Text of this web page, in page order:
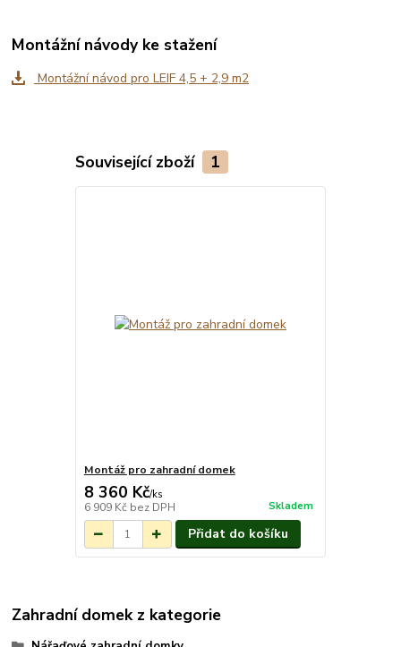
Montážní návody ke stažení
Montážní návod pro LEIF 4,5 + 2,9 m2
Související zboží 1
Montáž pro zahradní domek
8 360 Kč/ks
6 909 Kč bez DPH Skladem
Přidat do košíku
Zahradní domek z kategorie